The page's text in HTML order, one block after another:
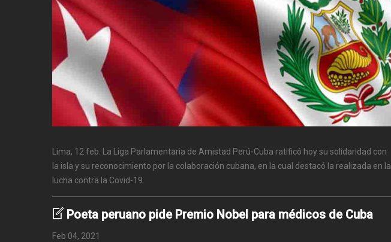
Lima, 12 feb. La Liga Parlamentaria de Amistad Perú-Cuba ratificó hoy su solidaridad con
la isla y su reconocimiento por la colaboración cubana, en la cual destacó la realizada en la
lucha contra la Covid-19.
Poeta peruano pide Premio Nobel para médicos de Cuba
Feb 04, 2021